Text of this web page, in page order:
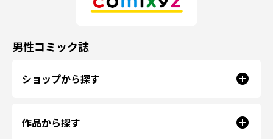
男性コミック誌
ショップから探す
作品から探す